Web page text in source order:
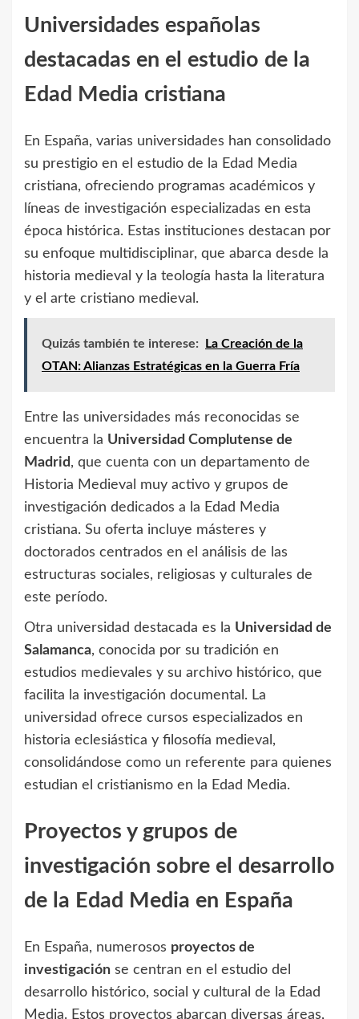
Universidades españolas
destacadas en el estudio de la
Edad Media cristiana
En España, varias universidades han consolidado
su prestigio en el estudio de la Edad Media
cristiana, ofreciendo programas académicos y
líneas de investigación especializadas en esta
época histórica. Estas instituciones destacan por
su enfoque multidisciplinar, que abarca desde la
historia medieval y la teología hasta la literatura
y el arte cristiano medieval.
Quizás también te interese:
La Creación de la
OTAN: Alianzas Estratégicas en la Guerra Fría
Entre las universidades más reconocidas se
encuentra la Universidad Complutense de
Madrid, que cuenta con un departamento de
Historia Medieval muy activo y grupos de
investigación dedicados a la Edad Media
cristiana. Su oferta incluye másteres y
doctorados centrados en el análisis de las
estructuras sociales, religiosas y culturales de
este período.
Otra universidad destacada es la Universidad de
Salamanca, conocida por su tradición en
estudios medievales y su archivo histórico, que
facilita la investigación documental. La
universidad ofrece cursos especializados en
historia eclesiástica y filosofía medieval,
consolidándose como un referente para quienes
estudian el cristianismo en la Edad Media.
Proyectos y grupos de
investigación sobre el desarrollo
de la Edad Media en España
En España, numerosos proyectos de
investigación se centran en el estudio del
desarrollo histórico, social y cultural de la Edad
Media. Estos proyectos abarcan diversas áreas,